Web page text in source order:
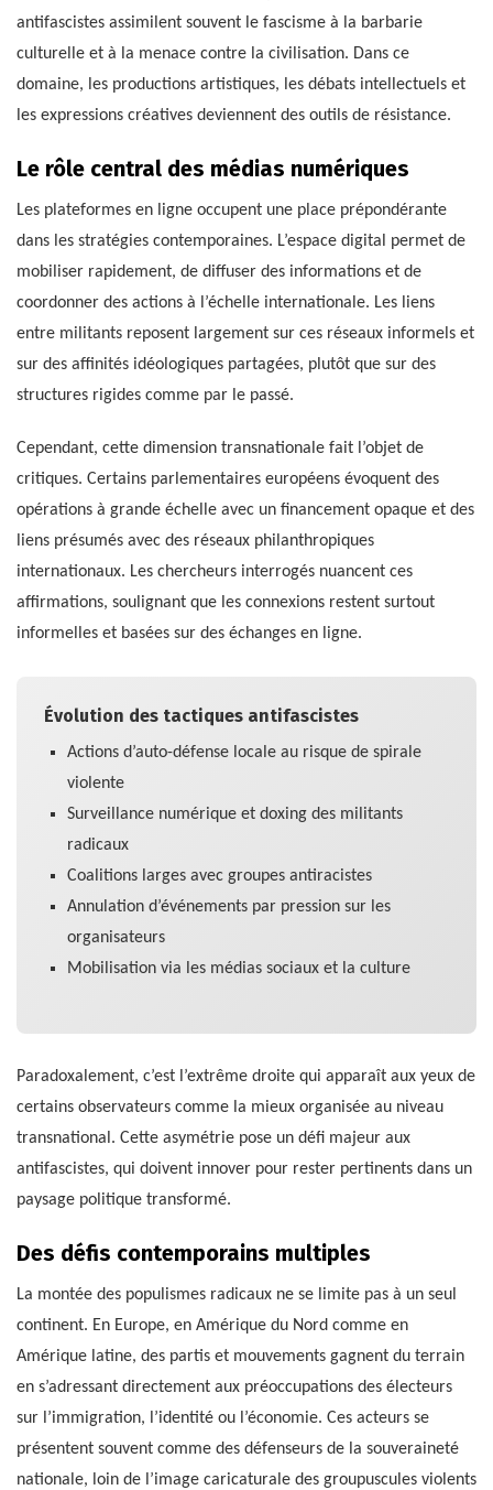
antifascistes assimilent souvent le fascisme à la barbarie
culturelle et à la menace contre la civilisation. Dans ce
domaine, les productions artistiques, les débats intellectuels et
les expressions créatives deviennent des outils de résistance.
Le rôle central des médias numériques
Les plateformes en ligne occupent une place prépondérante
dans les stratégies contemporaines. L’espace digital permet de
mobiliser rapidement, de diffuser des informations et de
coordonner des actions à l’échelle internationale. Les liens
entre militants reposent largement sur ces réseaux informels et
sur des affinités idéologiques partagées, plutôt que sur des
structures rigides comme par le passé.
Cependant, cette dimension transnationale fait l’objet de
critiques. Certains parlementaires européens évoquent des
opérations à grande échelle avec un financement opaque et des
liens présumés avec des réseaux philanthropiques
internationaux. Les chercheurs interrogés nuancent ces
affirmations, soulignant que les connexions restent surtout
informelles et basées sur des échanges en ligne.
Évolution des tactiques antifascistes
Actions d’auto-défense locale au risque de spirale
violente
Surveillance numérique et doxing des militants
radicaux
Coalitions larges avec groupes antiracistes
Annulation d’événements par pression sur les
organisateurs
Mobilisation via les médias sociaux et la culture
Paradoxalement, c’est l’extrême droite qui apparaît aux yeux de
certains observateurs comme la mieux organisée au niveau
transnational. Cette asymétrie pose un défi majeur aux
antifascistes, qui doivent innover pour rester pertinents dans un
paysage politique transformé.
Des défis contemporains multiples
La montée des populismes radicaux ne se limite pas à un seul
continent. En Europe, en Amérique du Nord comme en
Amérique latine, des partis et mouvements gagnent du terrain
en s’adressant directement aux préoccupations des électeurs
sur l’immigration, l’identité ou l’économie. Ces acteurs se
présentent souvent comme des défenseurs de la souveraineté
nationale, loin de l’image caricaturale des groupuscules violents